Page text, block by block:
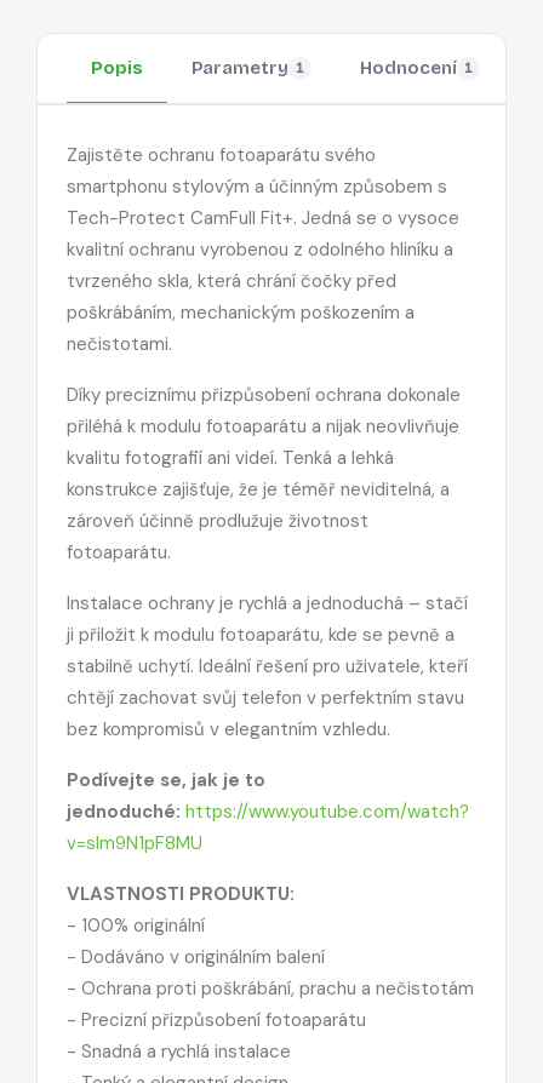
Popis Parametry 1 Hodnocení 1
Zajistěte ochranu fotoaparátu svého
smartphonu stylovým a účinným způsobem s
Tech-Protect CamFull Fit+. Jedná se o vysoce
kvalitní ochranu vyrobenou z odolného hliníku a
tvrzeného skla, která chrání čočky před
poškrábáním, mechanickým poškozením a
nečistotami.
Díky preciznímu přizpůsobení ochrana dokonale
přiléhá k modulu fotoaparátu a nijak neovlivňuje
kvalitu fotografií ani videí. Tenká a lehká
konstrukce zajišťuje, že je téměř neviditelná, a
zároveň účinně prodlužuje životnost
fotoaparátu.
Instalace ochrany je rychlá a jednoduchá – stačí
ji přiložit k modulu fotoaparátu, kde se pevně a
stabilně uchytí. Ideální řešení pro uživatele, kteří
chtějí zachovat svůj telefon v perfektním stavu
bez kompromisů v elegantním vzhledu.
Podívejte se, jak je to
jednoduché: https://www.youtube.com/watch?
v=slm9N1pF8MU
VLASTNOSTI PRODUKTU:
- 100% originální
- Dodáváno v originálním balení
- Ochrana proti poškrábání, prachu a nečistotám
- Precizní přizpůsobení fotoaparátu
- Snadná a rychlá instalace